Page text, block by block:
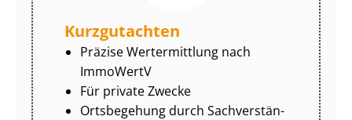
Kurzgutachten
Präzise Wertermittlung nach
ImmoWertV
Für private Zwecke
Ortsbegehung durch Sach­ver­stän­